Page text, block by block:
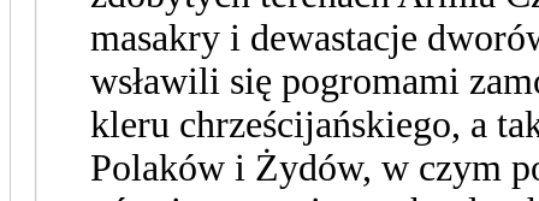
masakry i dewastacje
wsławili się pogromami
kleru chrześcijańskiego, a
Polaków i Żydów, w czym